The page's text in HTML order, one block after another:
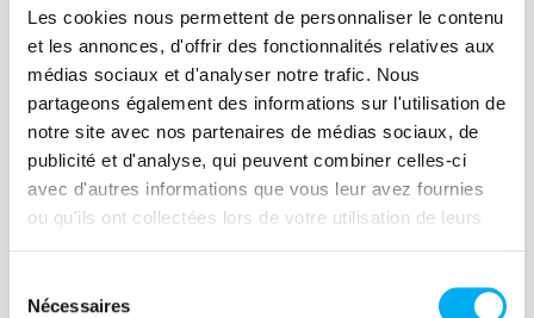
Les cookies nous permettent de personnaliser le contenu
et les annonces, d'offrir des fonctionnalités relatives aux
médias sociaux et d'analyser notre trafic. Nous
partageons également des informations sur l'utilisation de
notre site avec nos partenaires de médias sociaux, de
publicité et d'analyse, qui peuvent combiner celles-ci
avec d'autres informations que vous leur avez fournies
ou qu'ils ont collectées lors de votre utilisation de leurs
Nécessaires
The management and control of the
insolvency risk are at the heart of the
concerns of credit managers, currently
in charge of reducing the consequences
of the Covid crisis.
Lire la suite